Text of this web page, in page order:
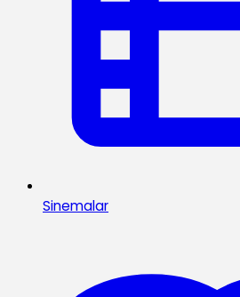
Sinemalar